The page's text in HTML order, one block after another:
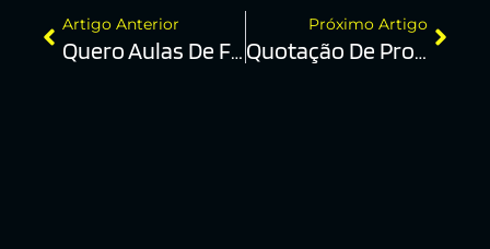
Artigo Anterior
Quero Aulas De Fotografia
Próximo Artigo
Quotação De Projetos